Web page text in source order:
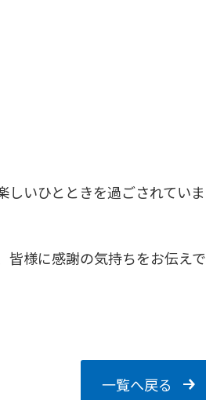
いひとときを過ごされていま
皆様に感謝の気持ちをお伝えで
一覧へ戻る